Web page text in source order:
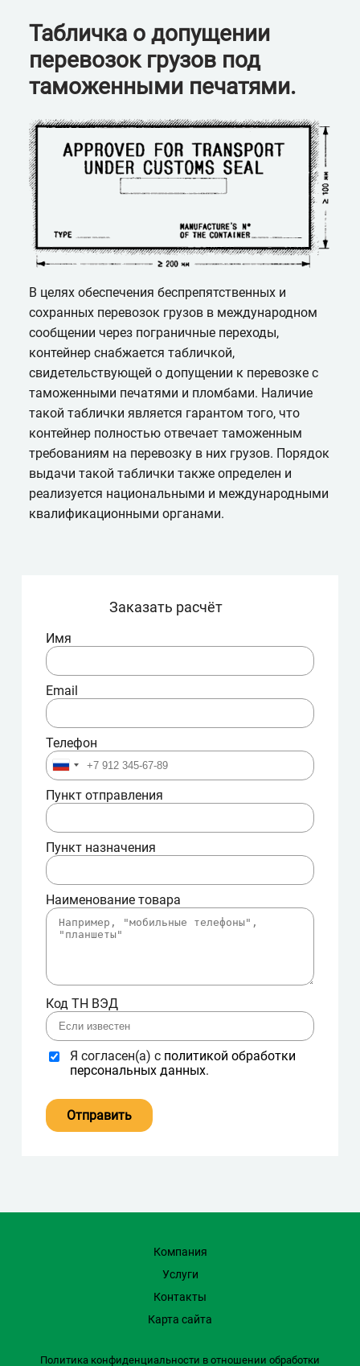
Табличка о допущении
перевозок грузов под
таможенными печатями.
В целях обеспечения беспрепятственных и
сохранных перевозок грузов в международном
сообщении через пограничные переходы,
контейнер снабжается табличкой,
свидетельствующей о допущении к перевозке с
таможенными печатями и пломбами. Наличие
такой таблички является гарантом того, что
контейнер полностью отвечает таможенным
требованиям на перевозку в них грузов. Порядок
выдачи такой таблички также определен и
реализуется национальными и международными
квалификационными органами.
Заказать расчёт
Имя
Email
Телефон
Пункт отправления
Пункт назначения
Наименование товара
Код ТН ВЭД
Я согласен(а) с политикой обработки
персональных данных.
Компания
Услуги
Контакты
Карта сайта
Политика конфиденциальности в отношении обработки